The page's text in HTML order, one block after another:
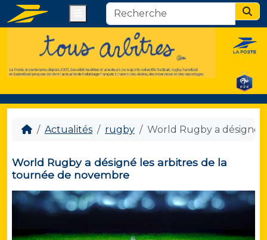
Actualités rugby World Rugby a désigné
World Rugby a désigné les arbitres de la
tournée de novembre